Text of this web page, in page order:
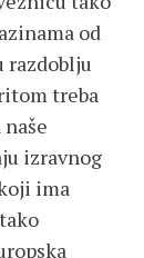
od
razdoblju
treba
izravnog
ima